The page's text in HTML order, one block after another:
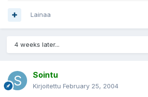
Lainaa
4 weeks later...
Sointu
Kirjoitettu February 25, 2004